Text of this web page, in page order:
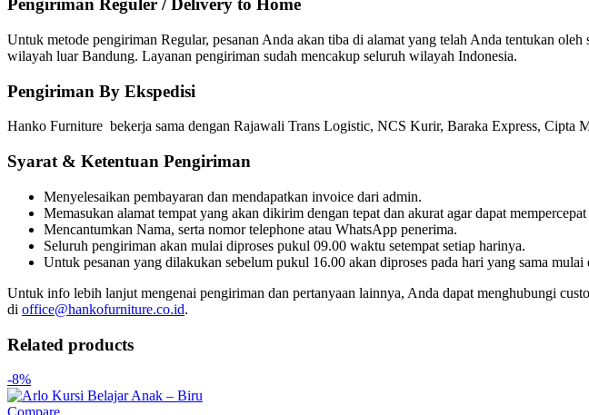
Pengiriman Reguler / Delivery to Home
Untuk metode pengiriman Regular, pesanan Anda akan tiba di alamat yang telah Anda tentukan
wilayah luar Bandung. Layanan pengiriman sudah mencakup seluruh wilayah Indonesia.
Pengiriman By Ekspedisi
Hanko Furniture bekerja sama dengan Rajawali Trans Logistic, NCS Kurir, Baraka Express, Cipta
Syarat & Ketentuan Pengiriman
Menyelesaikan pembayaran dan mendapatkan invoice dari admin.
Memasukan alamat tempat yang akan dikirim dengan tepat dan akurat agar dapat
Mencantumkan Nama, serta nomor telephone atau WhatsApp penerima.
Seluruh pengiriman akan mulai diproses pukul 09.00 waktu setempat setiap harinya.
Untuk pesanan yang dilakukan sebelum pukul 16.00 akan diproses pada hari yang sama
Untuk info lebih lanjut mengenai pengiriman dan pertanyaan lainnya, Anda dapat menghubungi
di office@hankofurniture.co.id.
Related products
-8%